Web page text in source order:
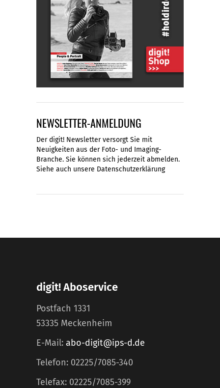
NEWSLETTER-ANMELDUNG
Der digit! Newsletter versorgt Sie mit
Neuigkeiten aus der Foto- und Imaging-
Branche. Sie können sich jederzeit abmelden.
Siehe auch unsere Datenschutzerklärung
digit! Aboservice
Postfach 1331
53335 Meckenheim
E-Mail: abo-digit@ips-d.de
Telefon: 02225/7085-340
Telefax: 02225/7085-399